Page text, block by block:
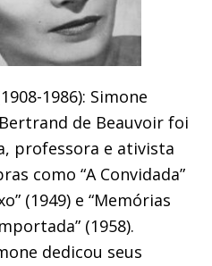
1986): Simone
de Beauvoir foi
professora e ativista
como “A Convidada”
(1949) e “Memórias
(1958).
dedicou seus